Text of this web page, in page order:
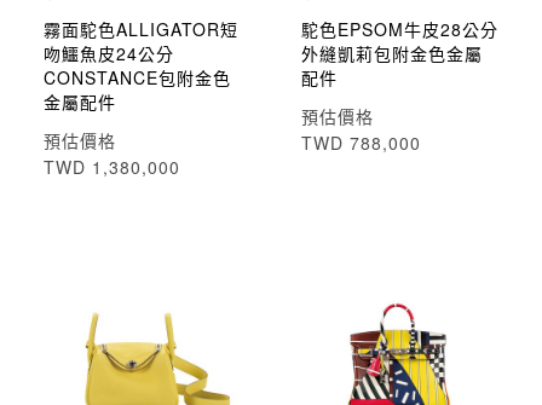
霧面駝色ALLIGATOR短
吻鱷魚皮24公分
CONSTANCE包附金色
金屬配件
預估價格
TWD 1,380,000
駝色EPSOM牛皮28公分
外縫凱莉包附金色金屬
配件
預估價格
TWD 788,000